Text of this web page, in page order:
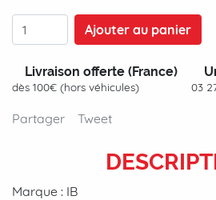
Ajouter au panier
Livraison offerte (France)
dès 100€ (hors véhicules) 03
Partager Tweet
Marque : IB